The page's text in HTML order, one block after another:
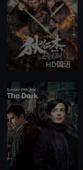
HD国语